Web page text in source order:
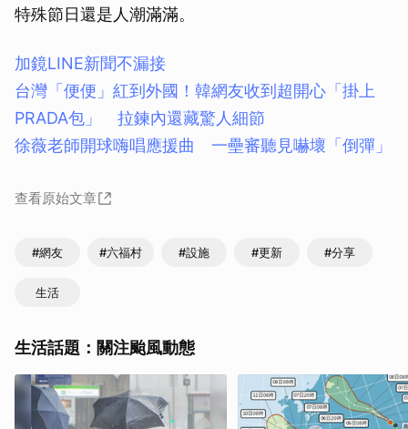
特殊節日還是人潮滿滿。
加鏡LINE新聞不漏接
台灣「便便」紅到外國！韓網友收到超開心「掛上
PRADA包」 拉鍊內還藏驚人細節
徐薇老師開球嗨唱應援曲 一壘審聽見嚇壞「倒彈」
查看原始文章
#網友 #六福村 #設施 #更新 #分享
生活
生活話題：關注颱風動態